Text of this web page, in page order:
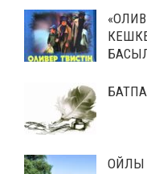
ОЙЛЫ